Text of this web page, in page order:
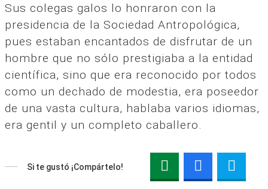
Sus colegas galos lo honraron con la
presidencia de la Sociedad Antropológica,
pues estaban encantados de disfrutar de un
hombre que no sólo prestigiaba a la entidad
científica, sino que era reconocido por todos
como un dechado de modestia, era poseedor
de una vasta cultura, hablaba varios idiomas,
era gentil y un completo caballero.
Si te gustó ¡Compártelo!